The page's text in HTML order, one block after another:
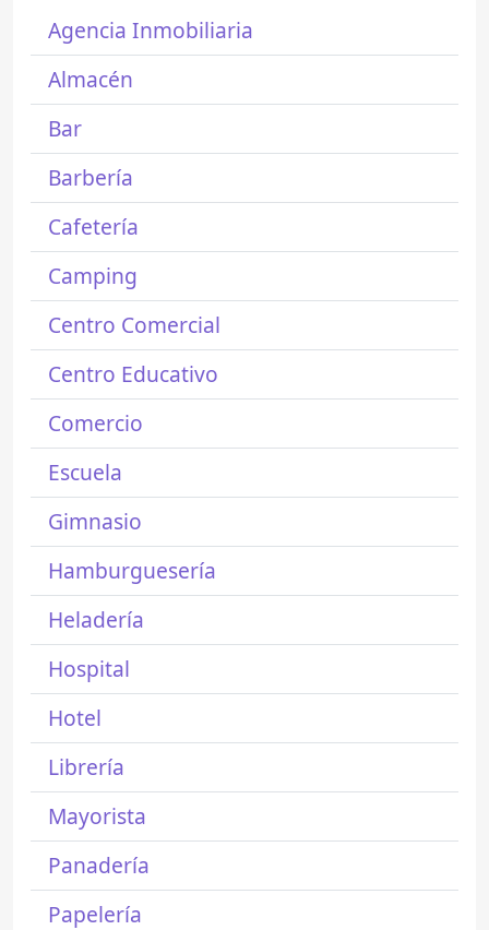
Agencia Inmobiliaria
Almacén
Bar
Barbería
Cafetería
Camping
Centro Comercial
Centro Educativo
Comercio
Escuela
Gimnasio
Hamburguesería
Heladería
Hospital
Hotel
Librería
Mayorista
Panadería
Papelería